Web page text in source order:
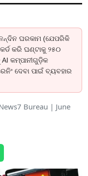
ଘରକାମ (ଯେପରିକି
କରି ଘଣ୍ଟାକୁ ୨୫୦
କମ୍ପାନୀଗୁଡ଼ିକ
ଦେବା ପାଇଁ ବ୍ୟବହାର
Bureau | June